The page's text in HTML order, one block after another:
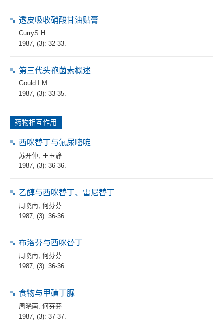
透皮吸收硝酸甘油贴膏
CurryS.H.
1987, (3): 32-33.
第三代头孢菌素概述
Gould.I.M.
1987, (3): 33-35.
药物相互作用
西咪替丁与氟尿嘧啶
苏开仲 王玉静
1987, (3): 36-36.
乙醇与西咪替丁、雷尼替丁
周晓南 何芬芬
1987, (3): 36-36.
布洛芬与西咪替丁
周晓南 何芬芬
1987, (3): 36-36.
食物与甲磺丁脲
周晓南 何芬芬
1987, (3): 37-37.